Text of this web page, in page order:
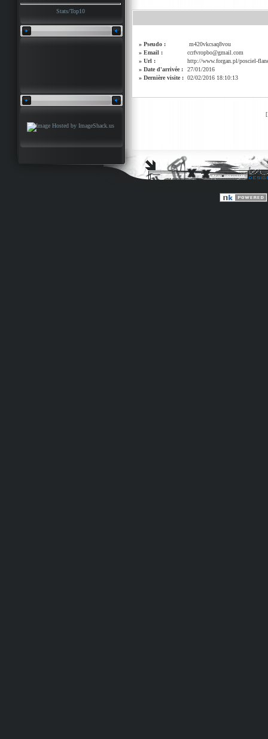
Stats/Top10
» Pseudo :
m420vkcsaq8vou
» Email :
ccrfvropbo@gmail.com
» Url :
http://www.forgan.pl/posciel-
» Date d'arrivée :
27/01/2016
» Dernière visite : 02/02/2016 18:10:13